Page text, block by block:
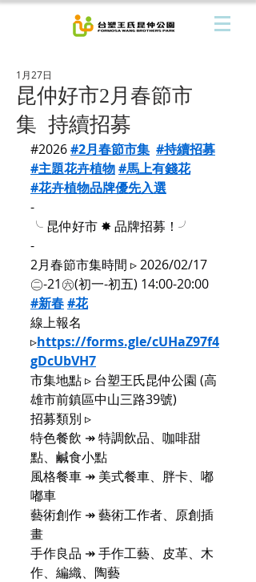
昆仲好市2月春節市
集 持續招募
1月27日
#2026#2月春節市集 #持續招募
#主題花卉植物#馬上有錢花
#花卉植物品牌優先入選
-
╰ 昆仲好市 ✸ 品牌招募！╯
-
2月春節市集時間 ▹ 2026/02/17
㊁-21㊅(初一-初五) 14:00-20:00
#新春#花
線上報名
▹https://forms.gle/cUHaZ97f4
gDcUbVH7
市集地點 ▹ 台塑王氏昆仲公園 (高
雄市前鎮區中山三路39號)
招募類別 ▹
特色餐飲 ↠ 特調飲品、咖啡甜
點、鹹食小點
風格餐車 ↠ 美式餐車、胖卡、嘟
嘟車
藝術創作 ↠ 藝術工作者、原創插
畫
手作良品 ↠ 手作工藝、皮革、木
作、編織、陶藝